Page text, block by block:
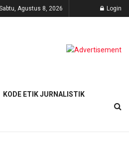
Agustus 8, 2026 Login
KODE ETIK JURNALISTIK